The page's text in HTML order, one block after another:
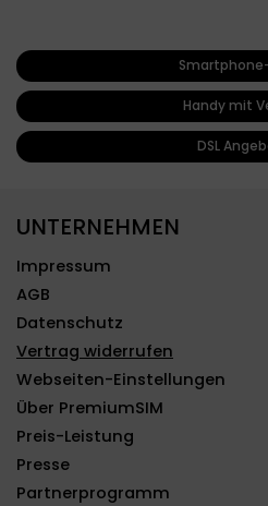
Handy mit
DSL
UNTERNEHMEN
Impressum
AGB
Datenschutz
Vertrag widerrufen
Webseiten-Einstellungen
Über PremiumSIM
Preis-Leistung
Presse
Partnerprogramm